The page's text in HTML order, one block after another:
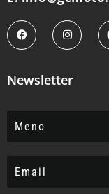
Newsletter